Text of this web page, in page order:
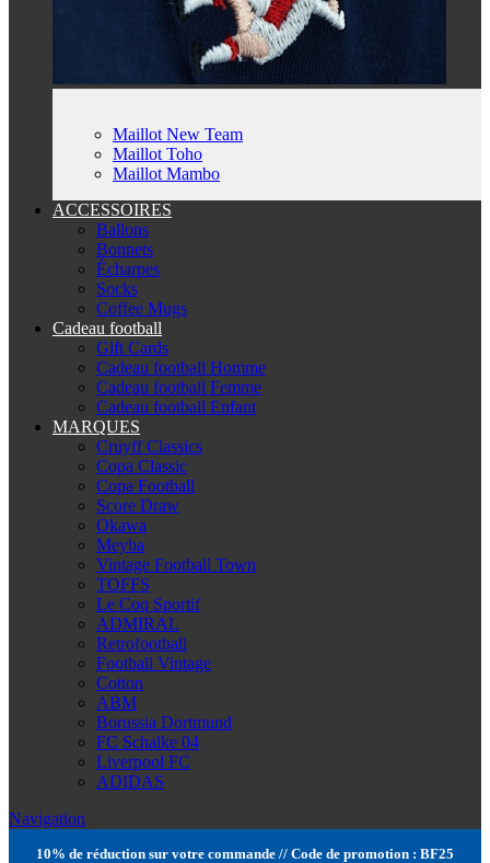
Maillot New Team
Maillot Toho
Maillot Mambo
ACCESSOIRES
Ballons
Bonnets
Écharpes
Socks
Coffee Mugs
Cadeau football
Gift Cards
Cadeau football Homme
Cadeau football Femme
Cadeau football Enfant
MARQUES
Cruyff Classics
Copa Classic
Copa Football
Score Draw
Okawa
Meyba
Vintage Football Town
TOFFS
Le Coq Sportif
ADMIRAL
Retrofootball
Football Vintage
Cotton
ABM
Borussia Dortmund
FC Schalke 04
Liverpool FC
ADIDAS
Navigation
10% de réduction sur votre commande // Code de promotion : BF25